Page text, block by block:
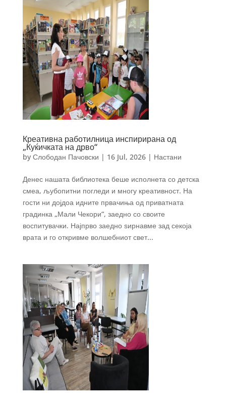
Креативна работилница инспирирана од
„Куќичката на дрво“
by Слободан Пачовски | 16 Jul, 2026| Настани
Денес нашата библиотека беше исполнета со детска
смеа, љубопитни погледи и многу креативност. На
гости ни дојдоа идните првачиња од приватната
градинка „Мали Чекори“, заедно со своите
воспитувачки. Најпрво заедно ѕирнавме зад секоја
врата и го откривме волшебниот свет...